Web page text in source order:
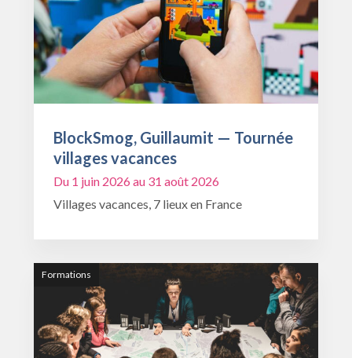
BlockSmog, Guillaumit — Tournée
villages vacances
Du 1 juin 2026 au 31 août 2026
Villages vacances, 7 lieux en France
Formations